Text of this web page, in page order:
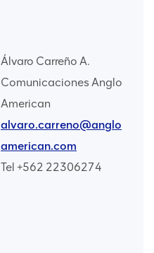
Álvaro Carreño A.
Comunicaciones Anglo
American
alvaro.carreno@anglo
american.com
Tel +562 22306274